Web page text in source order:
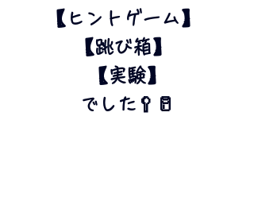
【ヒントゲーム】
【跳び箱】
【実験】
でした🥄🥛